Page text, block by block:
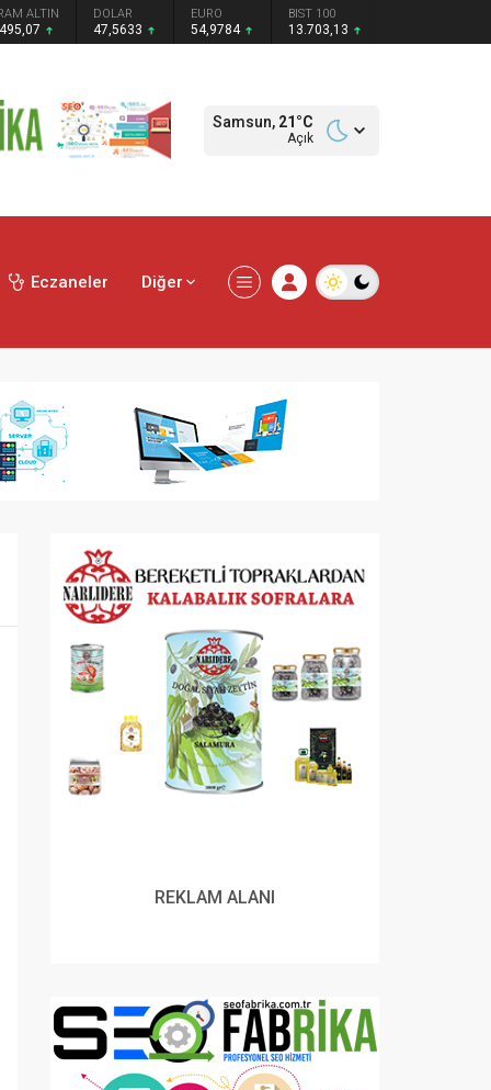
ALTIN DOLAR
47,5633
EURO
54,9784
BIST 100
13.703,13
Samsun, 21 °C
Açık
Eczaneler Diğer
REKLAM ALANI